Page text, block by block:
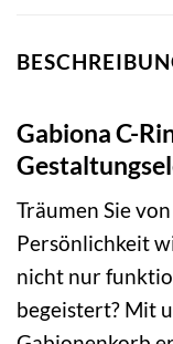
Gabiona C-
Träumen Sie
Persönlichkeit
nicht nur
begeistert? Mit